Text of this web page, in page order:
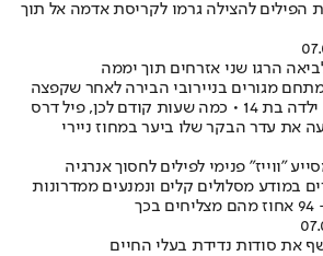
הפילים להצילה גרמו לקריסת אדמה אל תוך
הרגו שני אזרחים תוך יממה
מגורים בניירובי הבירה לאחר שקפצה
מעל גדר מאולתרת והרגה ילדה בת 14 • כמה שעות קודם לכן, פיל דרס
"ווייז" פנימי לפילים לחסוך אנרגיה
במודע מסלולים קלים ונמנעים ממדרונות
את סודות נדידת בעלי החיים